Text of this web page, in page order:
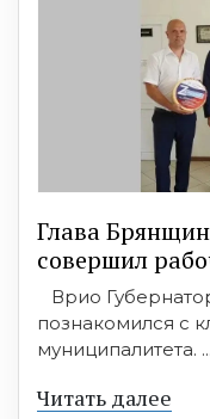
Глава
совершил
Врио
познакомился с
муниципалитета. ...
Читать далее